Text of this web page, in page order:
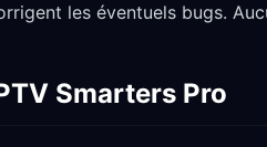
les éventuels bugs.
Smarters Pro